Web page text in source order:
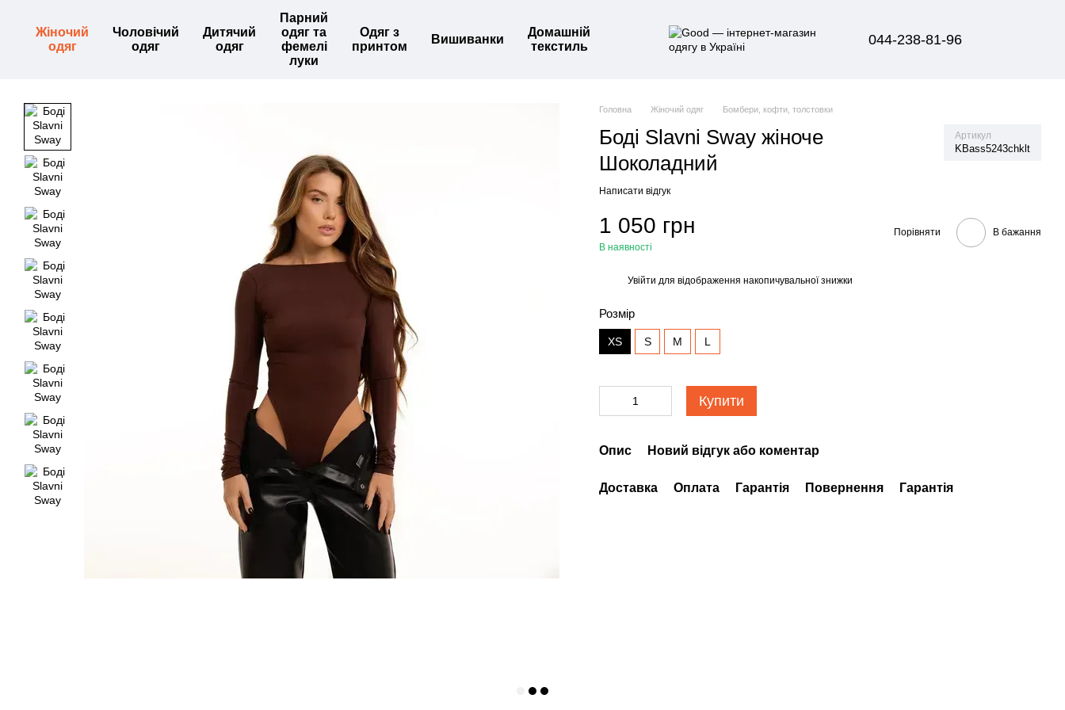
Жіночий
одяг
Чоловічий
одяг
Дитячий
одяг
Парний
одяг та
фемелі
луки
Одяг з
принтом
Вишиванки
Домашній
текстиль
044-238-81-96
Головна Жіночий одяг Бомбери, кофти, толстовки
Боді Slavni Sway жіноче
Шоколадний
Артикул
KBass5243chklt
Написати відгук
1 050 грн
В наявності
Порівняти В бажання
Увійти для відображення накопичувальної знижки
Розмір
XS S M L
Купити
Опис Новий відгук або коментар
Доставка Оплата Гарантія Повернення Гарантія